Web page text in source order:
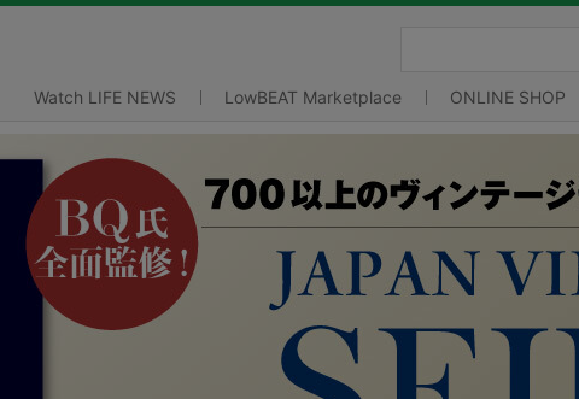
Watch LIFE NEWS LowBEAT Marketplace ONLINE SHOP